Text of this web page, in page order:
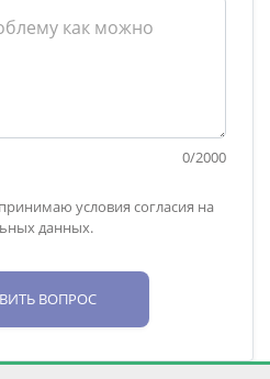
0/2000
условия согласия на
данных.
ВОПРОС